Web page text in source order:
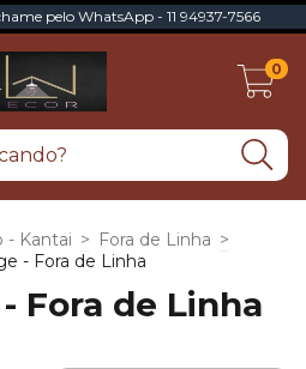
pelo WhatsApp - 11 94937-7566
0
- Kantai > Fora de Linha >
- Fora de Linha
Fora de Linha